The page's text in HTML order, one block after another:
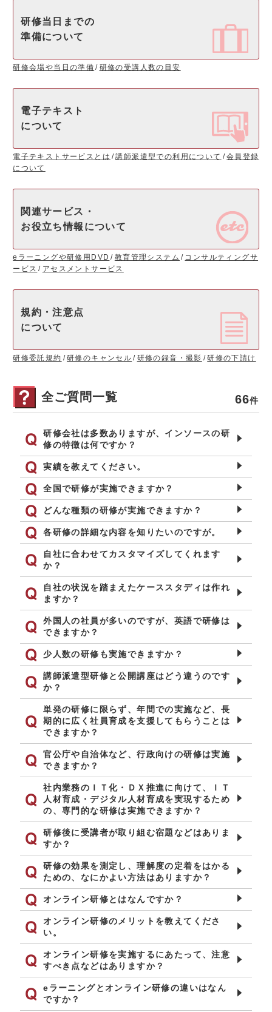
研修当日までの
準備について
研修会場や当日の準備 研修の受講人数の目安
電子テキスト
について
電子テキストサービスとは 講師派遣型での利用について
会員登録
について
関連サービス・
お役立ち情報について
eラーニングや研修用DVD 教育管理システム
コンサルティングサ
ービス
アセスメントサービス
規約・注意点
について
研修委託規約 研修のキャンセル 研修の録音・撮影 研修の下請け
全ご質問一覧 66件
研修会社は多数ありますが、インソースの研
修の特徴は何ですか？
実績を教えてください。
全国で研修が実施できますか？
どんな種類の研修が実施できますか？
各研修の詳細な内容を知りたいのですが。
自社に合わせてカスタマイズしてくれます
か？
自社の状況を踏まえたケーススタディは作れ
ますか？
外国人の社員が多いのですが、英語で研修は
できますか？
少人数の研修も実施できますか？
講師派遣型研修と公開講座はどう違うのです
か？
単発の研修に限らず、年間での実施など、長
期的に広く社員育成を支援してもらうことは
できますか？
官公庁や自治体など、行政向けの研修は実施
できますか？
社内業務のＩＴ化・ＤＸ推進に向けて、ＩＴ
人材育成・デジタル人材育成を実現するため
の、専門的な研修は実施できますか？
研修後に受講者が取り組む宿題などはありま
すか？
研修の効果を測定し、理解度の定着をはかる
ための、なにかよい方法はありますか？
オンライン研修とはなんですか？
オンライン研修のメリットを教えてくださ
い。
オンライン研修を実施するにあたって、注意
すべき点などはありますか？
eラーニングとオンライン研修の違いはなん
ですか？